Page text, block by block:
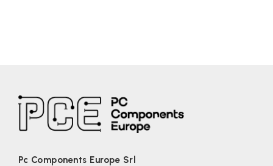
Pc Components Europe Srl